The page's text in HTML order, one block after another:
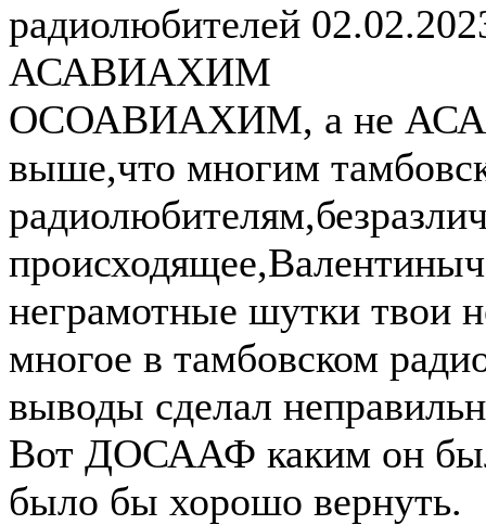
радиолюбителей
АСАВИАХИМ
ОСОАВИАХИМ, а не
выше,что многим
неграмотные шутки твои
многое в тамбовском
выводы сделал
Вот ДОСААФ каким он
было бы хорошо вернуть.